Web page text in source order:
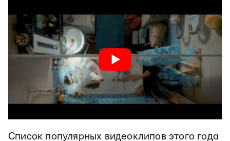
Список популярных видеоклипов этого года